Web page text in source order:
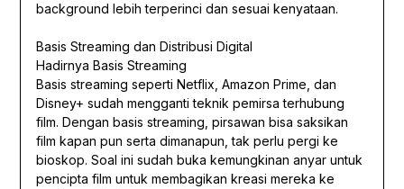
background lebih terperinci dan sesuai kenyataan.
Basis Streaming dan Distribusi Digital
Hadirnya Basis Streaming
Basis streaming seperti Netflix, Amazon Prime, dan
Disney+ sudah mengganti teknik pemirsa terhubung
film. Dengan basis streaming, pirsawan bisa saksikan
film kapan pun serta dimanapun, tak perlu pergi ke
bioskop. Soal ini sudah buka kemungkinan anyar untuk
pencipta film untuk membagikan kreasi mereka ke